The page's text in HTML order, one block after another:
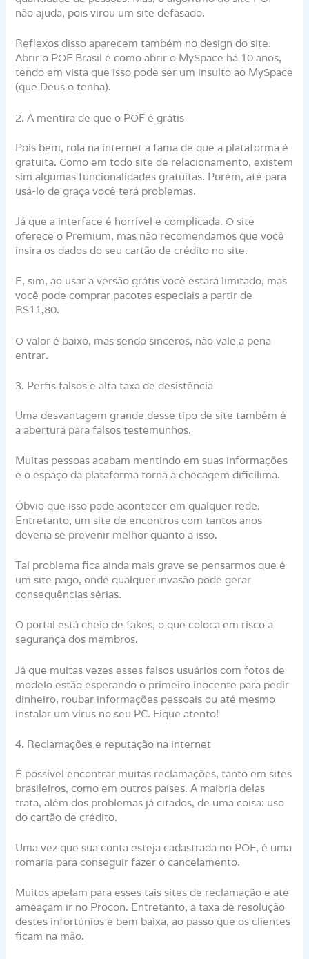
não ajuda, pois virou um site defasado.
Reflexos disso aparecem também no design do site.
Abrir o POF Brasil é como abrir o MySpace há 10 anos,
tendo em vista que isso pode ser um insulto ao MySpace
(que Deus o tenha).
2. A mentira de que o POF é grátis
Pois bem, rola na internet a fama de que a plataforma é
gratuita. Como em todo site de relacionamento, existem
sim algumas funcionalidades gratuitas. Porém, até para
usá-lo de graça você terá problemas.
Já que a interface é horrível e complicada. O site
oferece o Premium, mas não recomendamos que você
insira os dados do seu cartão de crédito no site.
E, sim, ao usar a versão grátis você estará limitado, mas
você pode comprar pacotes especiais a partir de
R$11,80.
O valor é baixo, mas sendo sinceros, não vale a pena
entrar.
3. Perfis falsos e alta taxa de desistência
Uma desvantagem grande desse tipo de site também é
a abertura para falsos testemunhos.
Muitas pessoas acabam mentindo em suas informações
e o espaço da plataforma torna a checagem dificílima.
Óbvio que isso pode acontecer em qualquer rede.
Entretanto, um site de encontros com tantos anos
deveria se prevenir melhor quanto a isso.
Tal problema fica ainda mais grave se pensarmos que é
um site pago, onde qualquer invasão pode gerar
consequências sérias.
O portal está cheio de fakes, o que coloca em risco a
segurança dos membros.
Já que muitas vezes esses falsos usuários com fotos de
modelo estão esperando o primeiro inocente para pedir
dinheiro, roubar informações pessoais ou até mesmo
instalar um vírus no seu PC. Fique atento!
4. Reclamações e reputação na internet
É possível encontrar muitas reclamações, tanto em sites
brasileiros, como em outros países. A maioria delas
trata, além dos problemas já citados, de uma coisa: uso
do cartão de crédito.
Uma vez que sua conta esteja cadastrada no POF, é uma
romaria para conseguir fazer o cancelamento.
Muitos apelam para esses tais sites de reclamação e até
ameaçam ir no Procon. Entretanto, a taxa de resolução
destes infortúnios é bem baixa, ao passo que os clientes
ficam na mão.